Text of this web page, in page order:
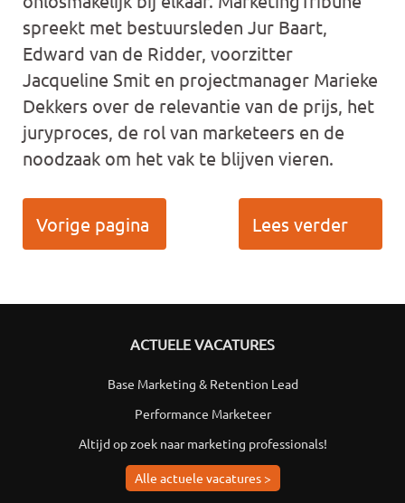
spreekt met bestuursleden Jur Baart,
Edward van de Ridder, voorzitter
Jacqueline Smit en projectmanager Marieke
Dekkers over de relevantie van de prijs, het
juryproces, de rol van marketeers en de
noodzaak om het vak te blijven vieren.
Vorige pagina Lees verder
ACTUELE VACATURES
Base Marketing & Retention Lead
Performance Marketeer
Altijd op zoek naar marketing professionals!
Alle actuele vacatures >